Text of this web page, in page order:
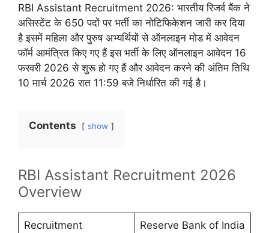
RBI Assistant Recruitment 2026: भारतीय रिजर्व बैंक ने
असिस्टेंट के 650 पदों पर भर्ती का नोटिफिकेशन जारी कर दिया
है इसमें महिला और पुरुष अभ्यर्थियों से ऑनलाइन मोड में आवेदन
फॉर्म आमंत्रित किए गए हैं इस भर्ती के लिए ऑनलाइन आवेदन 16
फरवरी 2026 से शुरू हो गए हैं और आवेदन करने की अंतिम तिथि
10 मार्च 2026 रात 11:59 बजे निर्धारित की गई है।
Contents show
RBI Assistant Recruitment 2026
Overview
Recruitment
Reserve Bank of India